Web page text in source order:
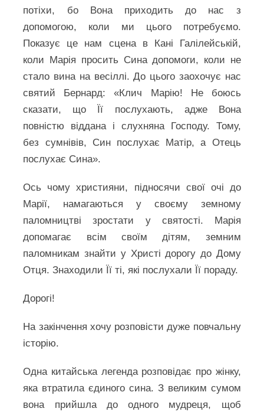
потіхи, бо Вона приходить до нас з
допомогою, коли ми цього потребуємо.
Показує це нам сцена в Кані Галілейській,
коли Марія просить Сина допомоги, коли не
стало вина на весіллі. До цього заохочує нас
святий Бернард: «Клич Марію! Не боюсь
сказати, що Її послухають, адже Вона
повністю віддана і слухняна Господу. Тому,
без сумнівів, Син послухає Матір, а Отець
послухає Сина».
Ось чому християни, підносячи свої очі до
Марії, намагаються у своєму земному
паломництві зростати у святості. Марія
допомагає всім своїм дітям, земним
паломникам знайти у Христі дорогу до Дому
Отця. Знаходили Її ті, які послухали Її пораду.
Дорогі!
На закінчення хочу розповісти дуже повчальну
історію.
Одна китайська легенда розповідає про жінку,
яка втратила єдиного сина. З великим сумом
вона прийшла до одного мудреця, щоб